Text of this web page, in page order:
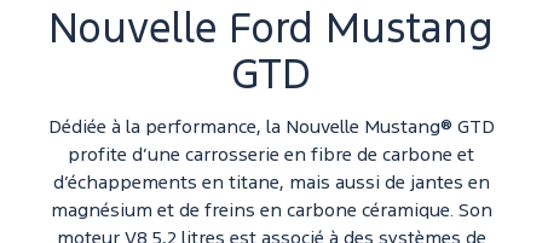
Nouvelle Ford Mustang
GTD
Dédiée à la performance, la Nouvelle Mustang® GTD
profite d’une carrosserie en fibre de carbone et
d’échappements en titane, mais aussi de jantes en
magnésium et de freins en carbone céramique. Son
moteur V8 5,2 litres est associé à des systèmes de